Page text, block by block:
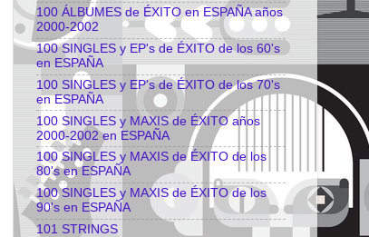
100 ÁLBUMES de ÉXITO en ESPAÑA años
2000-2002
100 SINGLES y EP's de ÉXITO de los 60's
en ESPAÑA
100 SINGLES y EP's de ÉXITO de los 70's
en ESPAÑA
100 SINGLES y MAXIS de ÉXITO años
2000-2002 en ESPAÑA
100 SINGLES y MAXIS de ÉXITO de los
80's en ESPAÑA
100 SINGLES y MAXIS de ÉXITO de los
90's en ESPAÑA
101 STRINGS